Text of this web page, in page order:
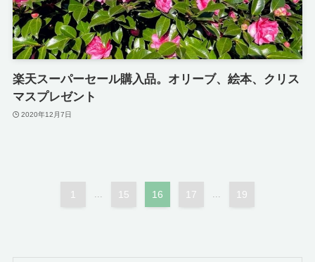
楽天スーパーセール購入品。オリーブ、絵本、クリス
マスプレゼント
2020年12月7日
1 ... 15 16 17 ... 19